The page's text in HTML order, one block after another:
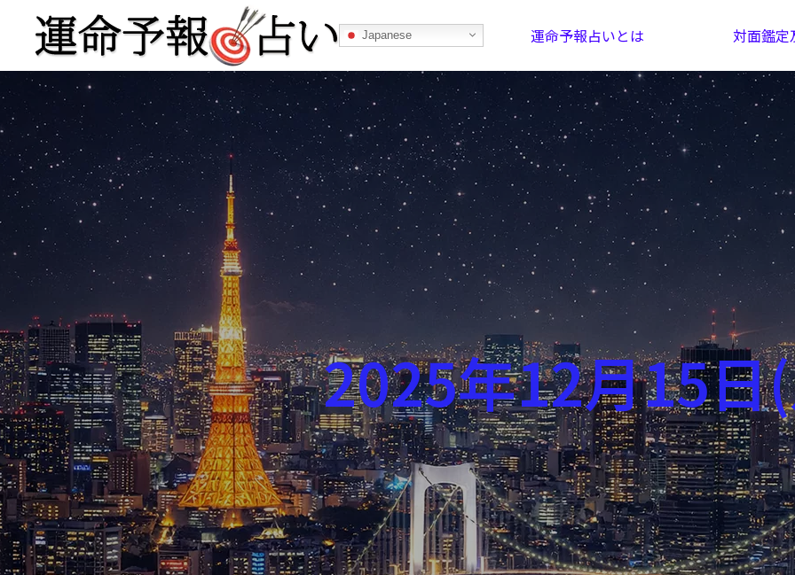
Japanese 運命予報占いとは 対面鑑定
運命予報占い
運命予報占いとは あなたの所属部屋を探そう！ 最恐の相性占い
記事カテゴリー
ブログ お知らせ 芸能界
スポーツ 競馬 社会
2025年12月15日